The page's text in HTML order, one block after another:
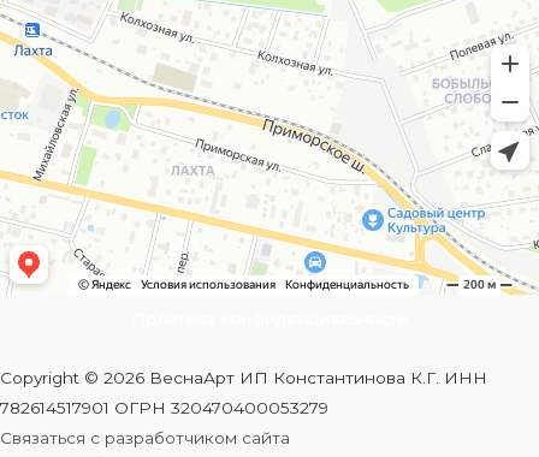
Copyright © 2026 ВеснаАрт ИП Константинова К.Г. ИНН
782614517901 ОГРН 320470400053279
Связаться с разработчиком сайта